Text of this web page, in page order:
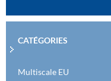
CATÉGORIES
Multiscale EU